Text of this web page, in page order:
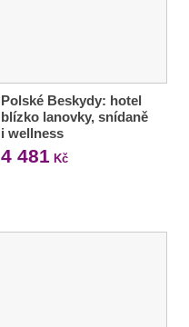
Polské Beskydy: hotel
blízko lanovky, snídaně
i wellness
4 481 Kč